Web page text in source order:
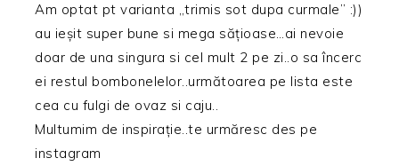
Am optat pt varianta „trimis sot dupa curmale” :))
au ieșit super bune si mega sățioase…ai nevoie
doar de una singura si cel mult 2 pe zi..o sa încerc
ei restul bombonelelor..următoarea pe lista este
cea cu fulgi de ovaz si caju..
Multumim de inspirație..te urmăresc des pe
instagram